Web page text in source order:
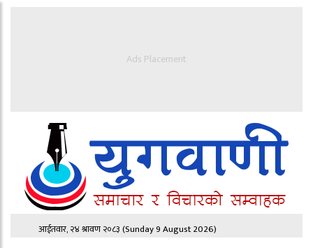
Ads Placement
आईतवार, २४ श्रावण २०८३(Sunday 9 August 2026)